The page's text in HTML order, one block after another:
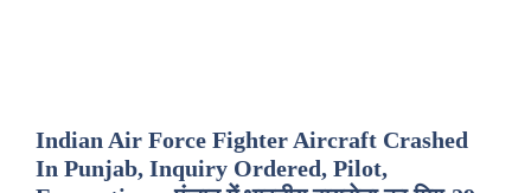
Indian Air Force Fighter Aircraft Crashed
In Punjab, Inquiry Ordered, Pilot,